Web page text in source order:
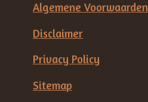
Algemene Voorwaarden
Disclaimer
Privacy Policy
Sitemap